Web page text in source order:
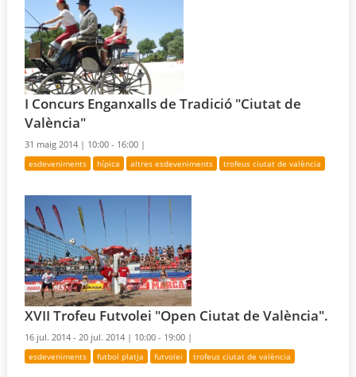
I Concurs Enganxalls de Tradició "Ciutat de
València"
31 maig 2014 | 10:00 - 16:00 |
esdeveniments hípica altres esdeveniments trofeus ciutat de valència
XVII Trofeu Futvolei "Open Ciutat de València".
16 jul. 2014 - 20 jul. 2014 | 10:00 - 19:00 |
esdeveniments futbol platja futvolei trofeus ciutat de valència